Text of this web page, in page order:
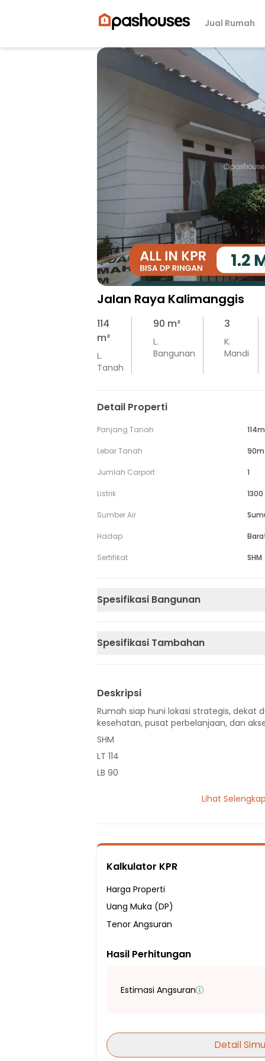
Jual Rumah
Jalan Raya Kalimanggis
114
m²
L.
Tanah
90 m²
L.
Bangunan
3
K.
Mandi
Detail Properti
Panjang Tanah 114m
Lebar Tanah 90m
Jumlah Carport 1
Listrik
Sumber Air
Hadap
Sertifikat SHM
Spesifikasi Bangunan
Spesifikasi Tambahan
Deskripsi
Rumah siap huni lokasi strategis, dekat
kesehatan, pusat perbelanjaan, dan
SHM
LT 114
LB 90
Sumber Air Tanah
Hadap Barat Laut
Fasilitas Sekitar Hunian:
1 Menit ke SD Silaturahim Islamic School
3 Menit ke SDN Jatikarya IV
7 Menit ke Sekolah Dasar Islam Ar-
9 Menit ke SMP Harapan Massa
4 Menit ke Plasa Cibubur
Lihat
Kalkulator KPR
Harga Properti
Uang Muka (DP)
Tenor Angsuran
Hasil Perhitungan
Estimasi Angsuran
Detail